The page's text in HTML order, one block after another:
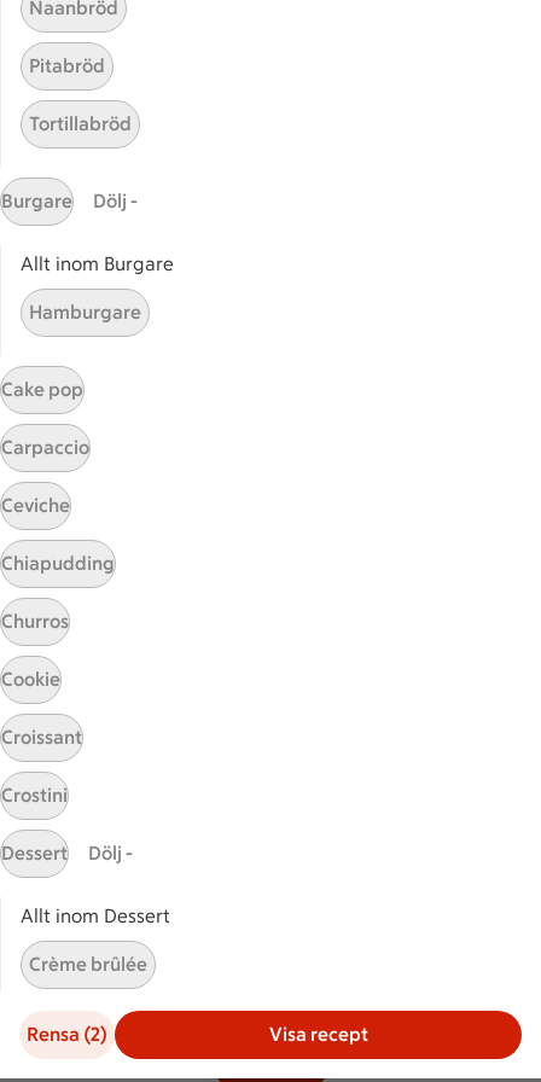
Filter (2)
Bli stammis
Stammis Student
Stammis Husdjur
Partnererbjudanden
ICA
ICAs egna varor
ICA Gruppen
ICA Nära
ICA Supermarket
ICA Kvantum
ICA Maxi
Utvalda leverantörer
Annonsera
Jobba på ICA
Hållbarhet
ICA Stiftelsen
En god morgondag
Kundservice
Reklamera
Återkallelser
Spärra eller beställ nytt ICA-kort
Behandling av personuppgifter
Kolonnvägen 20, 169 70 Solna
Naanbröd
Pitabröd
Tortillabröd
Burgare Dölj -
Allt inom Burgare
Hamburgare
Cake pop
Carpaccio
Ceviche
Chiapudding
Churros
Cookie
Croissant
Crostini
Dessert Dölj -
Allt inom Dessert
Crème brûlée
Crème caramel
Rensa (2) Visa recept